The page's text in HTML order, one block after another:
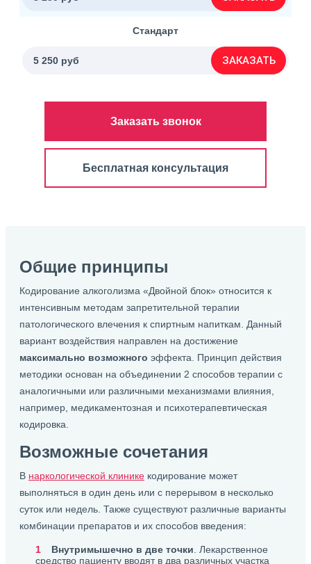
Стандарт
5 250 руб ЗАКАЗАТЬ
Заказать звонок
Бесплатная консультация
Общие принципы
Кодирование алкоголизма «Двойной блок» относится к
интенсивным методам запретительной терапии
патологического влечения к спиртным напиткам. Данный
вариант воздействия направлен на достижение
максимально возможного эффекта. Принцип действия
методики основан на объединении 2 способов терапии с
аналогичными или различными механизмами влияния,
например, медикаментозная и психотерапевтическая
кодировка.
Возможные сочетания
В наркологической клинике кодирование может
выполняться в один день или с перерывом в несколько
суток или недель. Также существуют различные варианты
комбинации препаратов и их способов введения:
Внутримышечно в две точки . Лекарственное
средство пациенту вводят в два различных участка